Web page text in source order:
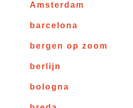
Amsterdam
barcelona
bergen op zoom
berlijn
bologna